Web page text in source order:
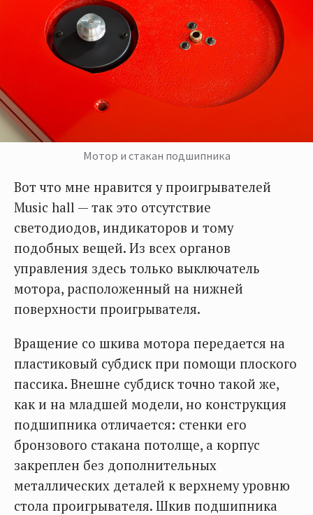
Мотор и стакан подшипника
Вот что мне нравится у проигрывателей
Music hall — так это отсутствие
светодиодов, индикаторов и тому
подобных вещей. Из всех органов
управления здесь только выключатель
мотора, расположенный на нижней
поверхности проигрывателя.
Вращение со шкива мотора передается на
пластиковый субдиск при помощи плоского
пассика. Внешне субдиск точно такой же,
как и на младшей модели, но конструкция
подшипника отличается: стенки его
бронзового стакана потолще, а корпус
закреплен без дополнительных
металлических деталей к верхнему уровню
стола проигрывателя. Шкив подшипника